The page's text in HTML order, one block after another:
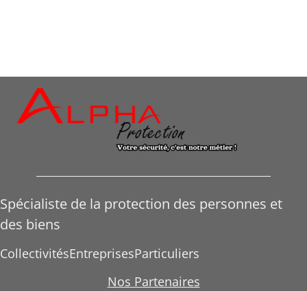
Spécialiste de la protection des personnes et
des biens
CollectivitésEntreprisesParticuliers
Nos Partenaires